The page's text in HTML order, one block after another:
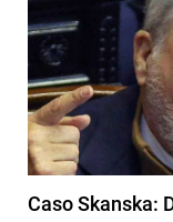
Caso Skanska: